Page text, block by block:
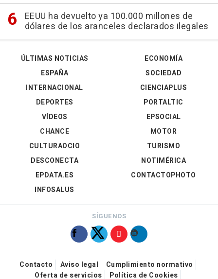
EEUU ha devuelto ya 100.000 millones de
dólares de los aranceles declarados ilegales
ÚLTIMAS NOTICIAS
ESPAÑA
INTERNACIONAL
DEPORTES
VÍDEOS
ECONOMÍA
SOCIEDAD
CIENCIAPLUS
PORTALTIC
EPSOCIAL
CHANCE
CULTURAOCIO
DESCONECTA
EPDATA.ES
INFOSALUS
MOTOR
TURISMO
NOTIMÉRICA
CONTACTOPHOTO
SÍGUENOS
Contacto Aviso legal
Cumplimiento normativo
Oferta de servicios
Política de Cookies